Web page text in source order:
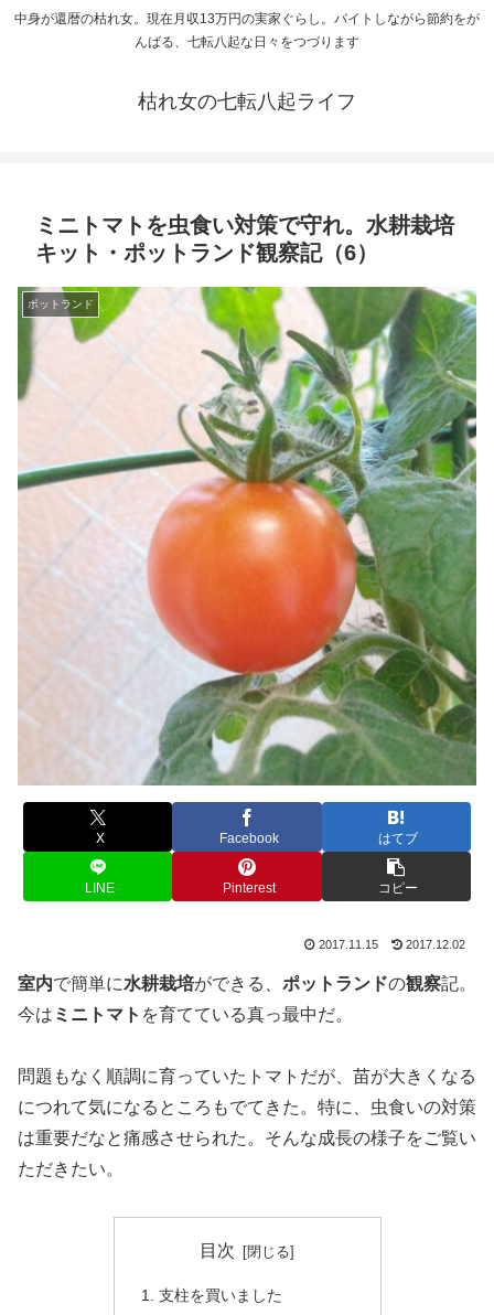
中身が還暦の枯れ女。現在月収13万円の実家ぐらし。バイトしながら節約をが
んばる、七転八起な日々をつづります
枯れ女の七転八起ライフ
ミニトマトを虫食い対策で守れ。水耕栽培
キット・ポットランド観察記（6）
ポットランド
X Facebook はてブ
LINE Pinterest コピー
2017.11.15 2017.12.02
室内で簡単に水耕栽培ができる、 ポットランドの観察記。
今は ミニトマト を育てている真っ最中だ。
問題もなく順調に育っていたトマトだが、苗が大きくなる
につれて気になるところもでてきた。特に、虫食いの対策
は重要だなと痛感させられた。そんな成長の様子をご覧い
ただきたい。
目次
支柱を買いました